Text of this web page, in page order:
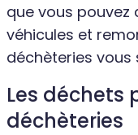
que vous pouvez
véhicules et
déchèteries vous
Les déchets
déchèteries